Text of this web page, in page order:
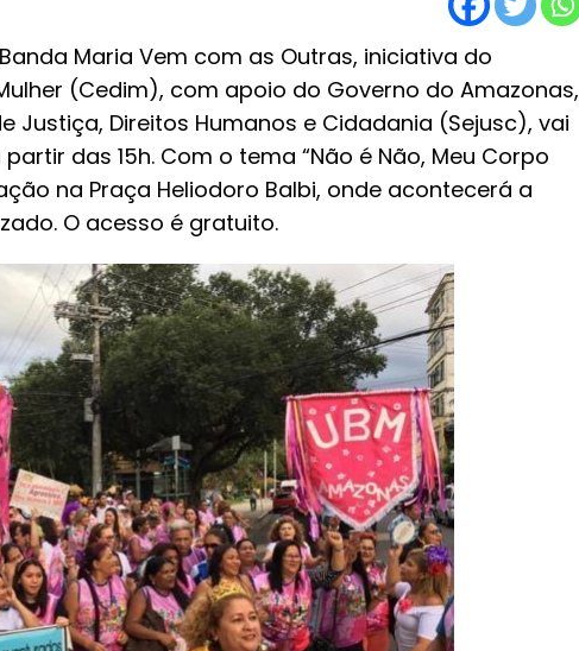
Maria Vem com as Outras, iniciativa do
(Cedim), com apoio do Governo do Amazonas,
Justiça, Direitos Humanos e Cidadania (Sejusc), vai
das 15h. Com o tema “Não é Não, Meu Corpo
na Praça Heliodoro Balbi, onde acontecerá a
O acesso é gratuito.